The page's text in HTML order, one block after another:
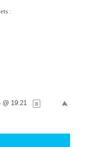
:
@ 19:21